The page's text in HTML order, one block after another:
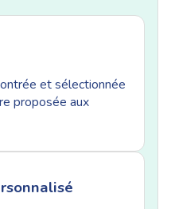
et sélectionnée
proposée aux